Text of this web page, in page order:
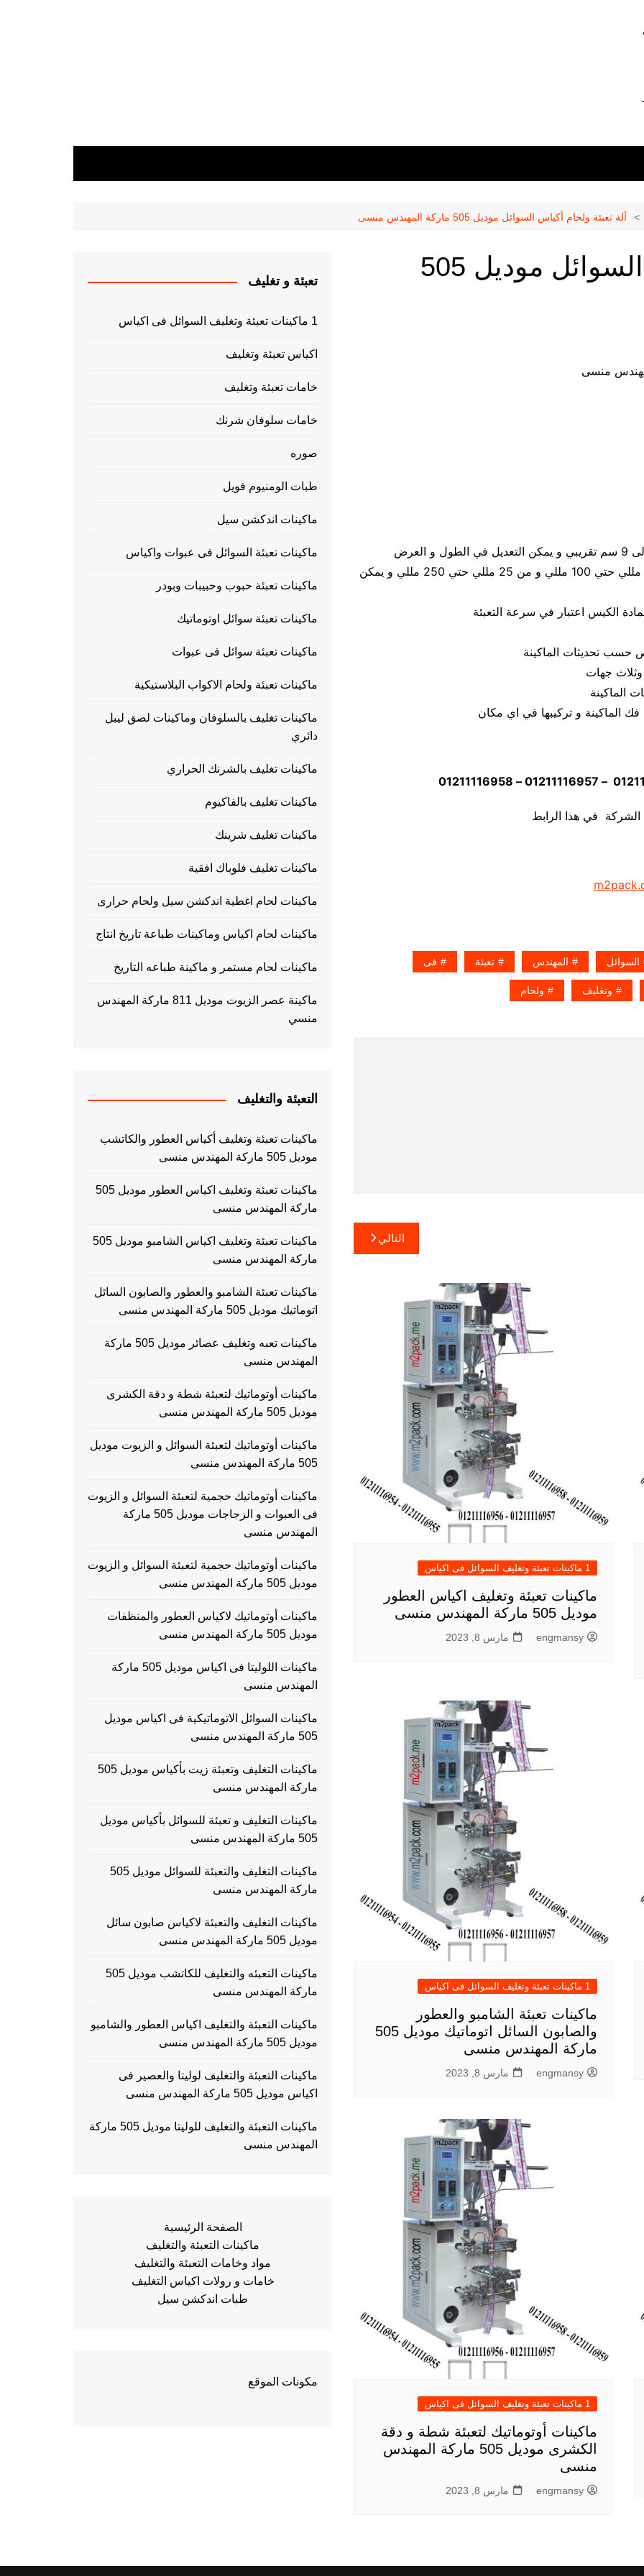
–
–
آلة تعبئة ولحام أكياس السوائل موديل 505 ماركة المهندس منسى
آلة تعبئة ولحام أكياس السوائل موديل 505
كمية المواد المعبئةمن 2 مللي حتي 25 مللي و من 5 مللي حتي 100 مللي و من 25 مللي حتي 250 مللي و يمكن
جهات
الشركة في هذا الرابط
السوائل المهندس تعبئة فى
وتغليف ولحام
التالي
1 ماكينات تعبئة وتغليف السوائل فى اكياس
ماكينات تعبئة وتغليف اكياس العطور
موديل 505 ماركة المهندس منسى
engmansy مارس 8, 2023
1 ماكينات تعبئة وتغليف السوائل فى اكياس
ماكينات تعبئة الشامبو والعطور
والصابون السائل اتوماتيك موديل 505
ماركة المهندس منسى
engmansy مارس 8, 2023
1 ماكينات تعبئة وتغليف السوائل فى اكياس
ماكينات أوتوماتيك لتعبئة شطة و دقة
الكشرى موديل 505 ماركة المهندس
منسى
engmansy مارس 8, 2023
تعبئة و تغليف
1 ماكينات تعبئة وتغليف السوائل فى اكياس
اكياس تعبئة وتغليف
خامات تعبئة وتغليف
خامات سلوفان شرنك
صوره
طبات الومنيوم فويل
ماكينات اندكشن سيل
ماكينات تعبئة السوائل فى عبوات واكياس
ماكينات تعبئة حبوب وحبيبات وبودر
ماكينات تعبئة سوائل اوتوماتيك
ماكينات تعبئة سوائل فى عبوات
ماكينات تعبئة ولحام الاكواب البلاستيكية
ماكينات تغليف بالسلوفان وماكينات لصق ليبل
دائري
ماكينات تغليف بالشرنك الحراري
ماكينات تغليف بالفاكيوم
ماكينات تغليف شرينك
ماكينات تغليف فلوباك افقية
ماكينات لحام اغطية اندكشن سيل ولحام حرارى
ماكينات لحام اكياس وماكينات طباعة تاريخ انتاج
ماكينات لحام مستمر و ماكينة طباعه التاريخ
ماكينة عصر الزيوت موديل 811 ماركة المهندس
منسي
التعبئة والتغليف
ماكينات تعبئة وتغليف أكياس العطور والكاتشب
موديل 505 ماركة المهندس منسى
ماكينات تعبئة وتغليف اكياس العطور موديل 505
ماركة المهندس منسى
ماكينات تعبئة وتغليف اكياس الشامبو موديل 505
ماركة المهندس منسى
ماكينات تعبئة الشامبو والعطور والصابون السائل
اتوماتيك موديل 505 ماركة المهندس منسى
ماكينات تعبه وتغليف عصائر موديل 505 ماركة
المهندس منسى
ماكينات أوتوماتيك لتعبئة شطة و دقة الكشرى
موديل 505 ماركة المهندس منسى
ماكينات أوتوماتيك لتعبئة السوائل و الزيوت موديل
505 ماركة المهندس منسى
ماكينات أوتوماتيك حجمية لتعبئة السوائل و الزيوت
فى العبوات و الزجاجات موديل 505 ماركة
المهندس منسى
ماكينات أوتوماتيك حجمية لتعبئة السوائل و الزيوت
موديل 505 ماركة المهندس منسى
ماكينات أوتوماتيك لاكياس العطور والمنظفات
موديل 505 ماركة المهندس منسى
ماكينات اللوليتا فى اكياس موديل 505 ماركة
المهندس منسى
ماكينات السوائل الاتوماتيكية فى اكياس موديل
505 ماركة المهندس منسى
ماكينات التغليف وتعبئة زيت بأكياس موديل 505
ماركة المهندس منسى
ماكينات التغليف و تعبئة للسوائل بأكياس موديل
505 ماركة المهندس منسى
ماكينات التغليف والتعبئة للسوائل موديل 505
ماركة المهندس منسى
ماكينات التغليف والتعبئة لاكياس صابون سائل
موديل 505 ماركة المهندس منسى
ماكينات التعبئه والتغليف للكاتشب موديل 505
ماركة المهندس منسى
ماكينات التعبئة والتغليف اكياس العطور والشامبو
موديل 505 ماركة المهندس منسى
ماكينات التعبئة والتغليف لوليتا والعصير فى
اكياس موديل 505 ماركة المهندس منسى
ماكينات التعبئة والتغليف للوليتا موديل 505 ماركة
المهندس منسى
الصفحة الرئيسية
ماكينات التعبئة والتغليف
مواد وخامات التعبئة والتغليف
خامات و رولات اكياس التغليف
طبات اندكشن سيل
مكونات الموقع